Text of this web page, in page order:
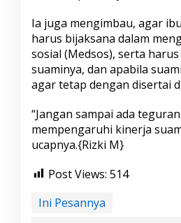
Ia juga mengimbau, agar
harus bijaksana dalam
sosial (Medsos), serta
suaminya, dan apabila
agar tetap dengan disertai
“Jangan sampai ada
mempengaruhi kinerja
ucapnya.{Rizki M}
Post Views: 514
Ini Pesannya